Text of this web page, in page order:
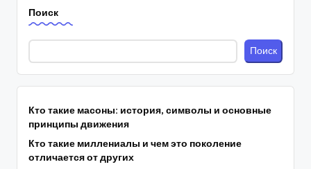
Поиск
Поиск
Кто такие масоны: история, символы и основные
принципы движения
Кто такие миллениалы и чем это поколение
отличается от других